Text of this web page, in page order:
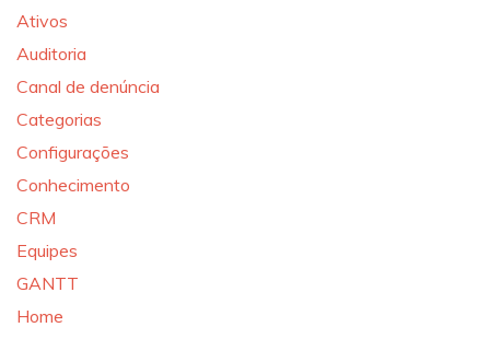
Ativos
Auditoria
Canal de denúncia
Categorias
Configurações
Conhecimento
CRM
Equipes
GANTT
Home